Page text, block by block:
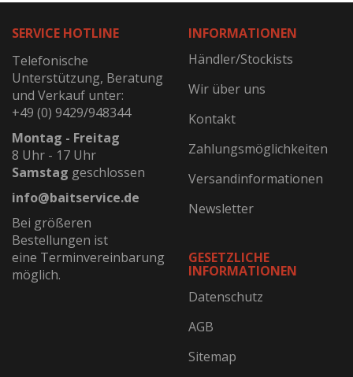
SERVICE HOTLINE
Telefonische
Unterstützung, Beratung
und Verkauf unter:
+49 (0) 9429/948344
Montag - Freitag
8 Uhr - 17 Uhr
Samstag geschlossen
info@baitservice.de
Bei größeren
Bestellungen ist
eine Terminvereinbarung
möglich.
INFORMATIONEN
Händler/Stockists
Wir über uns
Kontakt
Zahlungsmöglichkeiten
Versandinformationen
Newsletter
GESETZLICHE
INFORMATIONEN
Datenschutz
AGB
Sitemap